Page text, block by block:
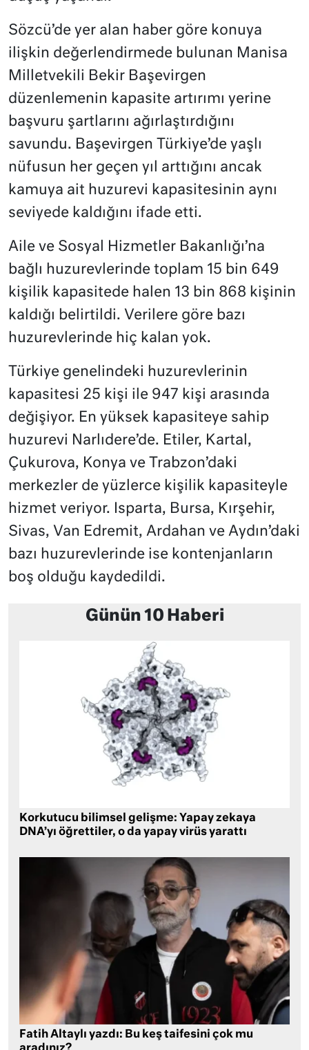
Sözcü’de yer alan haber göre konuya
ilişkin değerlendirmede bulunan Manisa
Milletvekili Bekir Başevirgen
düzenlemenin kapasite artırımı yerine
başvuru şartlarını ağırlaştırdığını
savundu. Başevirgen Türkiye’de yaşlı
nüfusun her geçen yıl arttığını ancak
kamuya ait huzurevi kapasitesinin aynı
seviyede kaldığını ifade etti.
Aile ve Sosyal Hizmetler Bakanlığı’na
bağlı huzurevlerinde toplam 15 bin 649
kişilik kapasitede halen 13 bin 868 kişinin
kaldığı belirtildi. Verilere göre bazı
huzurevlerinde hiç kalan yok.
Türkiye genelindeki huzurevlerinin
kapasitesi 25 kişi ile 947 kişi arasında
değişiyor. En yüksek kapasiteye sahip
huzurevi Narlıdere’de. Etiler, Kartal,
Çukurova, Konya ve Trabzon’daki
merkezler de yüzlerce kişilik kapasiteyle
hizmet veriyor. Isparta, Bursa, Kırşehir,
Sivas, Van Edremit, Ardahan ve Aydın’daki
bazı huzurevlerinde ise kontenjanların
boş olduğu kaydedildi.
Günün 10 Haberi
Korkutucu bilimsel gelişme: Yapay zekaya
DNA’yı öğrettiler, o da yapay virüs yarattı
Fatih Altaylı yazdı: Bu keş taifesini çok mu